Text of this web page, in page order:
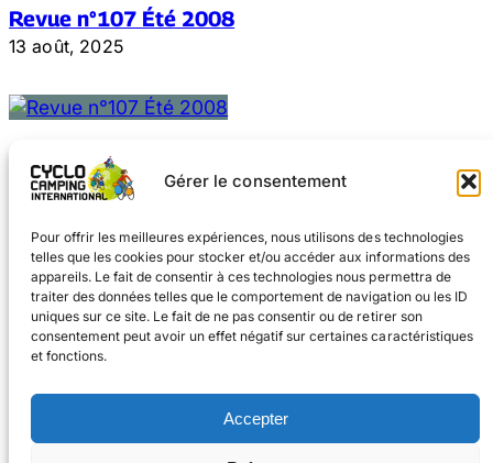
Gérer le consentement
Pour offrir les meilleures expériences, nous utilisons des technologies
telles que les cookies pour stocker et/ou accéder aux informations des
appareils. Le fait de consentir à ces technologies nous permettra de
traiter des données telles que le comportement de navigation ou les ID
uniques sur ce site. Le fait de ne pas consentir ou de retirer son
consentement peut avoir un effet négatif sur certaines caractéristiques
et fonctions.
Accepter
Revue n°107 Été 2008
13 août, 2025
Facebook Instagram